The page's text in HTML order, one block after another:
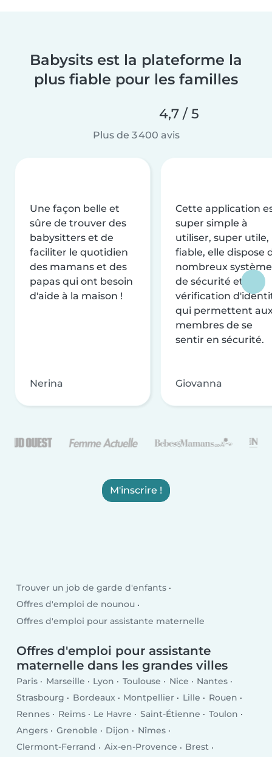
Babysits est la plateforme la
plus fiable pour les familles
4,7 / 5
Plus de 3 400 avis
Une façon belle et
sûre de trouver des
babysitters et de
faciliter le quotidien
des mamans et des
papas qui ont besoin
d'aide à la maison !
Nerina
Cette application
super simple à
utiliser, super utile,
fiable, elle dispose
nombreux
de sécurité et de
vérification
qui permettent
membres de se
sentir en sécurité.
Giovanna
M'inscrire !
Trouver un job de garde d'enfants
Offres d'emploi de nounou
Offres d'emploi pour assistante maternelle
Offres d'emploi pour assistante
maternelle dans les grandes villes
Paris Marseille Lyon Toulouse Nice
Nantes
Strasbourg
Bordeaux Montpellier Lille
Rouen
Rennes
Reims Le Havre Saint-Étienne
Toulon
Angers
Grenoble Dijon
Nîmes
Clermont-Ferrand
Aix-en-Provence
Brest